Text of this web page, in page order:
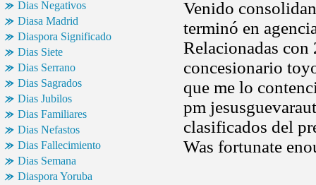
Dias Negativos
Diasa Madrid
Diaspora Significado
Dias Siete
Dias Serrano
Dias Sagrados
Dias Jubilos
Dias Familiares
Dias Nefastos
Dias Fallecimiento
Dias Semana
Diaspora Yoruba
Venido
terminó en
Relacionadas con
concesionario
que me lo
pm
clasificados del
Was fortunate